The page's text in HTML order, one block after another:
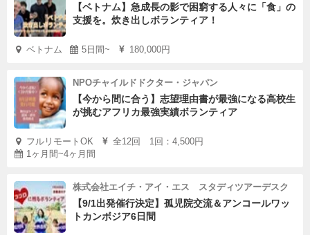
【ベトナム】急成長の影で困窮する人々に「食」の
支援を。炊き出しボランティア！
ベトナム 5日間~ 180,000円
NPOチャイルドドクター・ジャパン
【今から間に合う】志望理由書が最強になる高校生
が挑むアフリカ最強実績ボランティア
フルリモートOK
全12回 1回：4,500円
1ヶ月間~4ヶ月間
株式会社エイチ・アイ・エス スタディツアーデスク
【9/1出発催行決定】孤児院交流＆アンコールワッ
トカンボジア6日間